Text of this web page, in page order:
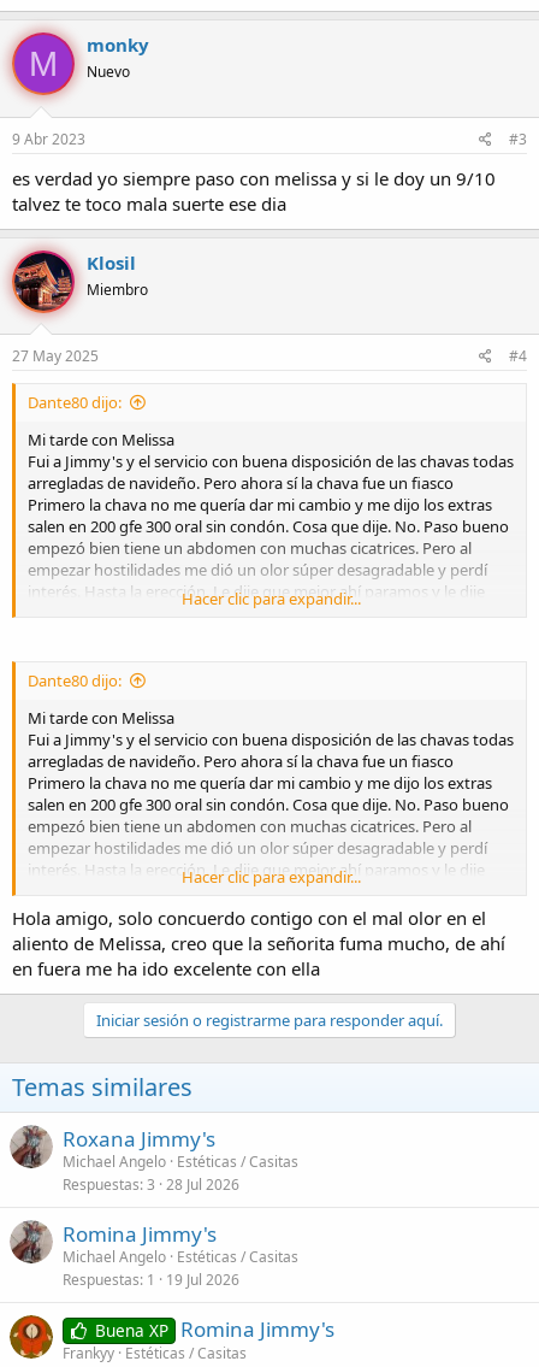
M monky
Nuevo
9 Abr 2023 #3
es verdad yo siempre paso con melissa y si le doy un 9/10
talvez te toco mala suerte ese dia
Klosil
Miembro
27 May 2025 #4
Dante80 dijo:
Mi tarde con Melissa
Fui a Jimmy's y el servicio con buena disposición de las chavas todas
arregladas de navideño. Pero ahora sí la chava fue un fiasco
Primero la chava no me quería dar mi cambio y me dijo los extras
salen en 200 gfe 300 oral sin condón. Cosa que dije. No. Paso bueno
empezó bien tiene un abdomen con muchas cicatrices. Pero al
empezar hostilidades me dió un olor súper desagradable y perdí
interés. Hasta la erección. Le dije que mejor ahí paramos y le dije
que tenía un pendiente. La neta si me dió mucho asco y no vuelvo a
Hacer clic para expandir...
Dante80 dijo:
Mi tarde con Melissa
Fui a Jimmy's y el servicio con buena disposición de las chavas todas
arregladas de navideño. Pero ahora sí la chava fue un fiasco
Primero la chava no me quería dar mi cambio y me dijo los extras
salen en 200 gfe 300 oral sin condón. Cosa que dije. No. Paso bueno
empezó bien tiene un abdomen con muchas cicatrices. Pero al
empezar hostilidades me dió un olor súper desagradable y perdí
interés. Hasta la erección. Le dije que mejor ahí paramos y le dije
que tenía un pendiente. La neta si me dió mucho asco y no vuelvo a
una estetica. Mejor a contratar de agencia en hotel
Hacer clic para expandir...
Hola amigo, solo concuerdo contigo con el mal olor en el
aliento de Melissa, creo que la señorita fuma mucho, de ahí
en fuera me ha ido excelente con ella
Iniciar sesión o registrarme para responder aquí.
Temas similares
Roxana Jimmy's
Michael Angelo Estéticas / Casitas
Respuestas 3 28 Jul 2026
Romina Jimmy's
Michael Angelo Estéticas / Casitas
Respuestas 1 19 Jul 2026
Buena XP Romina Jimmy's
Frankyy Estéticas / Casitas